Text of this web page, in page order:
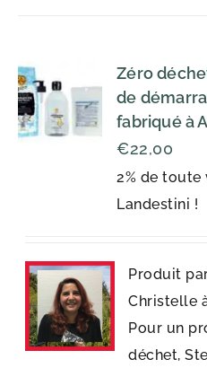
Zéro
de
fabriqué à
2% de toute
Landestini !
€22,00
Produit
Christelle
Pour un
déchet,